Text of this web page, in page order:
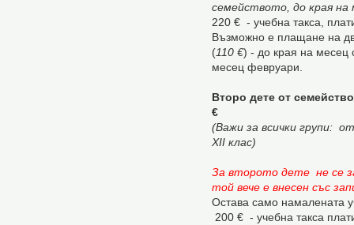
семейството, до края на
220 € - учебна такса,
Възможно е плащане на
(110 €) - до края на месец
месец февруари.
Второ дете от
€
(Важи за всички групи: от
XII клас)
За второто дете не се
той вече е внесен със
Остава само намалената
200 € - учебна такса